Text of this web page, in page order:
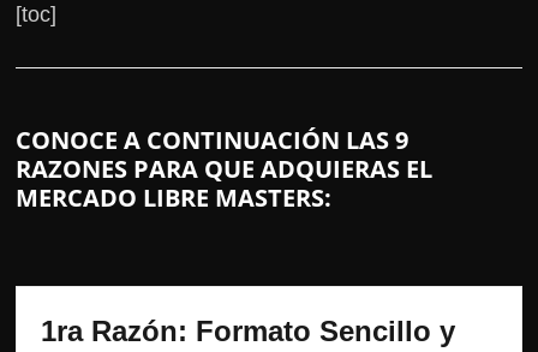
[toc]
CONOCE A CONTINUACIÓN LAS 9
RAZONES PARA QUE ADQUIERAS EL
MERCADO LIBRE MASTERS:
1ra Razón: Formato Sencillo y